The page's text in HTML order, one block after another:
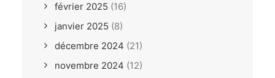
février 2025 (16)
janvier 2025 (8)
décembre 2024 (21)
novembre 2024 (12)